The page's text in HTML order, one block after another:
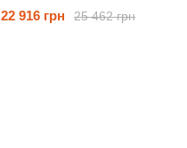
25 462 грн
22 916 грн